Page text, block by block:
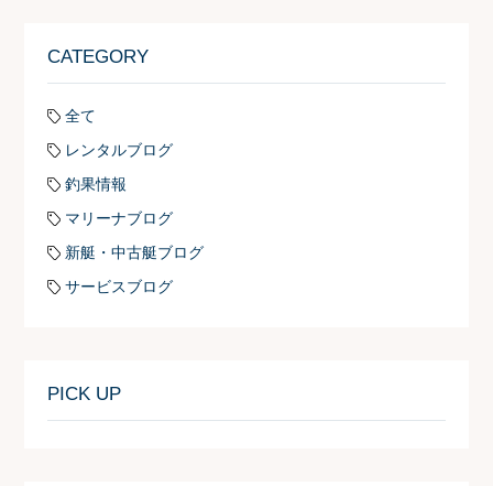
CATEGORY
全て
レンタルブログ
釣果情報
マリーナブログ
新艇・中古艇ブログ
サービスブログ
PICK UP